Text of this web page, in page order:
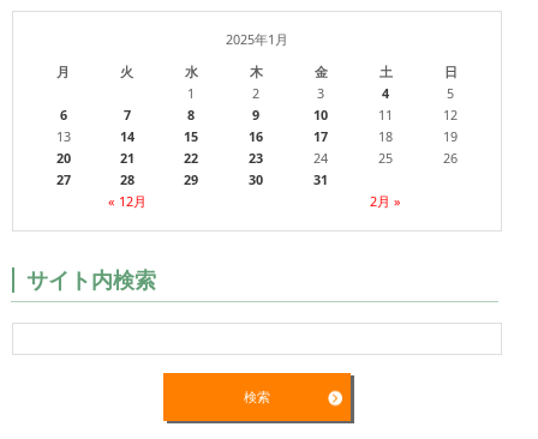
2025年1月
月
火 水 木 金 土 日
« 12月 2月 »
1 2 3 4
5
6
7 8 9 10 11
12
13
14 15 16 17 18
19
20
21 22 23 24 25
26
27
28 29 30 31
サイト内検索